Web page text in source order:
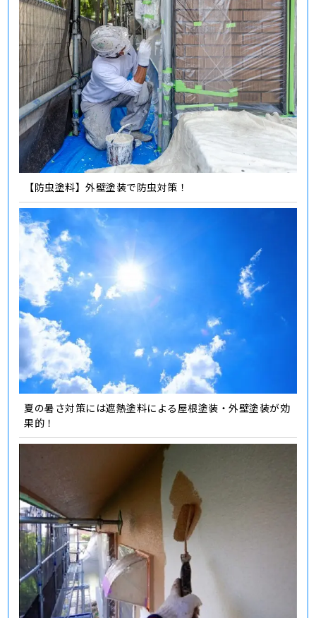
【防虫塗料】外壁塗装で防虫対策！
夏の暑さ対策には遮熱塗料による屋根塗装・外壁塗装が効
果的！